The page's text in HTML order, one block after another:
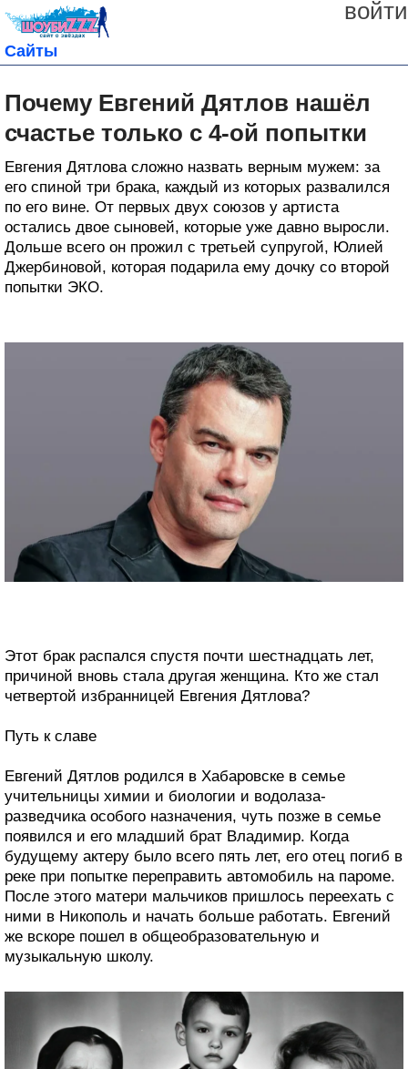
войти
Сайты
Почему Евгений Дятлов нашёл
счастье только с 4-ой попытки
Евгения Дятлова сложно назвать верным мужем: за
его спиной три брака, каждый из которых развалился
по его вине. От первых двух союзов у артиста
остались двое сыновей, которые уже давно выросли.
Дольше всего он прожил с третьей супругой, Юлией
Джербиновой, которая подарила ему дочку со второй
попытки ЭКО.
Этот брак распался спустя почти шестнадцать лет,
причиной вновь стала другая женщина. Кто же стал
четвертой избранницей Евгения Дятлова?
Путь к славе
Евгений Дятлов родился в Хабаровске в семье
учительницы химии и биологии и водолаза-
разведчика особого назначения, чуть позже в семье
появился и его младший брат Владимир. Когда
будущему актеру было всего пять лет, его отец погиб в
реке при попытке переправить автомобиль на пароме.
После этого матери мальчиков пришлось переехать с
ними в Никополь и начать больше работать. Евгений
же вскоре пошел в общеобразовательную и
музыкальную школу.